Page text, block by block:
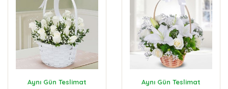
Aynı Gün Teslimat Aynı Gün Teslimat